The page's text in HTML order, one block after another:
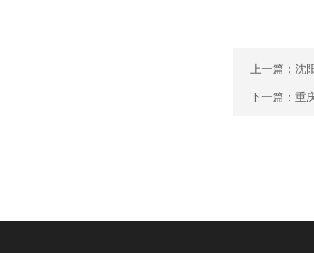
上一篇： 沈
下一篇： 重